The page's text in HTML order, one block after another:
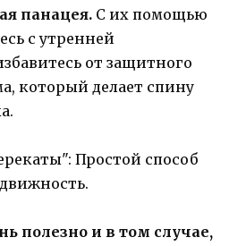
панацея. С их помощью
с утренней
от защитного
который делает спину
полезно и в том случае,